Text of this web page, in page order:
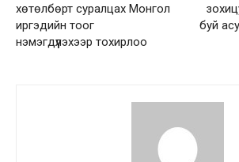
хөтөлбөрт суралцах Монгол
иргэдийн тоог
нэмэгдүүлэхээр тохирлоо
буй